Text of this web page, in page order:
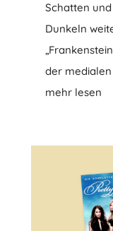
Schatten
Dunkeln
der
mehr lesen